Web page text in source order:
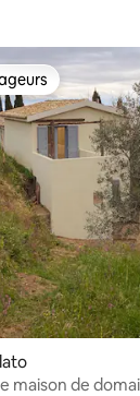
les plus
maison de